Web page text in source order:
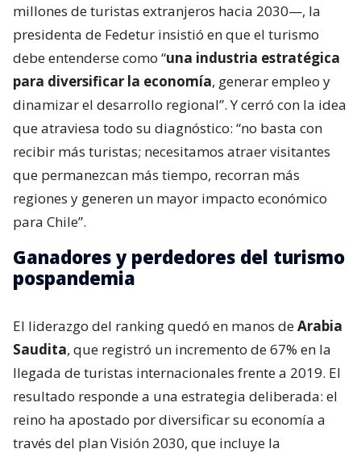
millones de turistas extranjeros hacia 2030—, la
presidenta de Fedetur insistió en que el turismo
debe entenderse como “una industria estratégica
para diversificar la economía, generar empleo y
dinamizar el desarrollo regional”. Y cerró con la idea
que atraviesa todo su diagnóstico: “no basta con
recibir más turistas; necesitamos atraer visitantes
que permanezcan más tiempo, recorran más
regiones y generen un mayor impacto económico
para Chile”.
Ganadores y perdedores del turismo
pospandemia
El liderazgo del ranking quedó en manos deArabia
Saudita, que registró un incremento de 67% en la
llegada de turistas internacionales frente a 2019. El
resultado responde a una estrategia deliberada: el
reino ha apostado por diversificar su economía a
través del plan Visión 2030, que incluye la